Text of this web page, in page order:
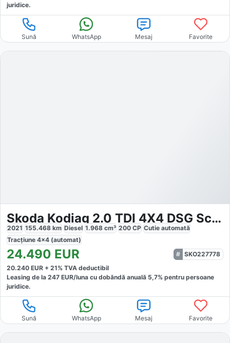
juridice.
Sună WhatsApp Mesaj Favorite
Skoda Kodiaq 2.0 TDI 4X4 DSG Scout
2021 155.468 km Diesel 1.968 cm³ 200 CP Cutie automată
Tracțiune 4x4 (automat)
24.490 EUR
SKO227778
20.240 EUR + 21% TVA deductibil
Leasing de la 247 EUR/luna cu dobăndă anuală 5,7% pentru persoane
juridice.
Sună WhatsApp Mesaj Favorite